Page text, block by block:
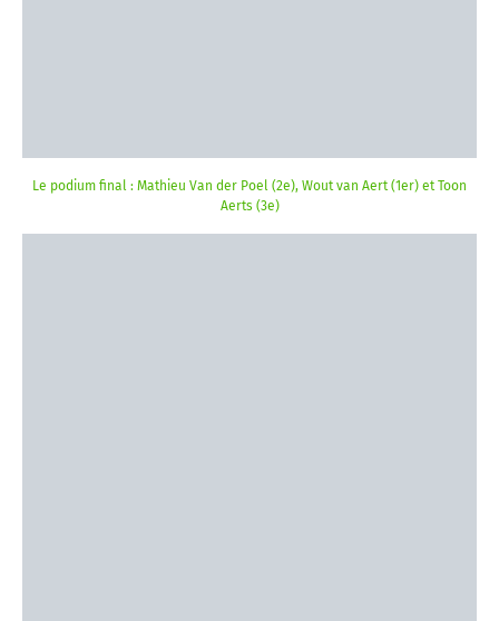
Le podium final : Mathieu Van der Poel (2e), Wout van Aert (1er) et Toon
Aerts (3e)